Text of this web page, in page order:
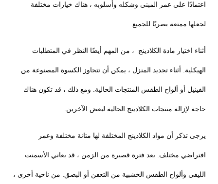
اعتمادًا على عمر المبنى وشكله وأسلوبه ، هناك خيارات مختلفة
لجعلها ممتعة بصريًا للجميع.
أثناء اختيار مادة الكلادينج ، من المهم أيضًا النظر في المتطلبات
الهيكلية. أثناء تجديد المنزل ، يمكن أن تتجاوز الكسوة المصنوعة من
الفينيل أو ألواح الطقس المنتجات الحالية. ومع ذلك ، قد تكون هناك
حاجة لإزالة منتجات الكلادينج الحالية لبعض الآخرين.
يرجى تذكر أن مواد الكلادينج المختلفة لها متانة مختلفة وعمر
افتراضي مختلف. بعد فترة قصيرة من الزمن ، قد يعاني الأسمنت
الليفي وألواح الطقس الخشبية من التعفن أو البصق. من ناحية أخرى ،